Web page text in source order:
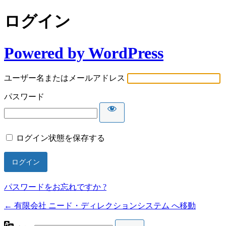
ログイン
Powered by WordPress
ユーザー名またはメールアドレス
パスワード
ログイン状態を保存する
パスワードをお忘れですか ?
← 有限会社 ニード・ディレクションシステム へ移動